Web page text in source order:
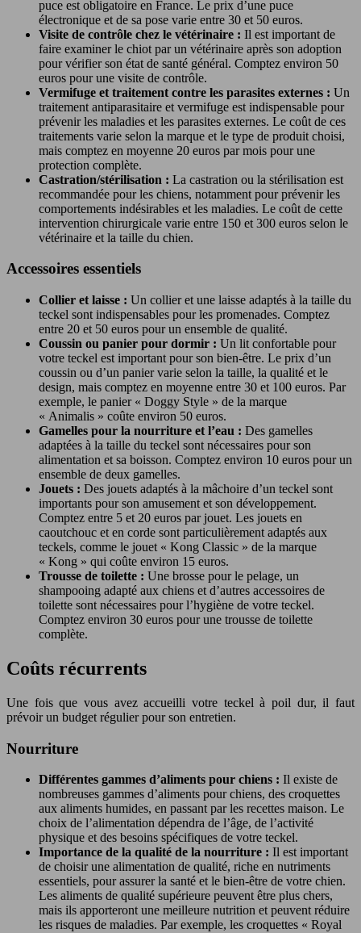
puce est obligatoire en France. Le prix d’une puce
électronique et de sa pose varie entre 30 et 50 euros.
Visite de contrôle chez le vétérinaire : Il est important de
faire examiner le chiot par un vétérinaire après son adoption
pour vérifier son état de santé général. Comptez environ 50
euros pour une visite de contrôle.
Vermifuge et traitement contre les parasites externes : Un
traitement antiparasitaire et vermifuge est indispensable pour
prévenir les maladies et les parasites externes. Le coût de ces
traitements varie selon la marque et le type de produit choisi,
mais comptez en moyenne 20 euros par mois pour une
protection complète.
Castration/stérilisation : La castration ou la stérilisation est
recommandée pour les chiens, notamment pour prévenir les
comportements indésirables et les maladies. Le coût de cette
intervention chirurgicale varie entre 150 et 300 euros selon le
vétérinaire et la taille du chien.
Accessoires essentiels
Collier et laisse : Un collier et une laisse adaptés à la taille du
teckel sont indispensables pour les promenades. Comptez
entre 20 et 50 euros pour un ensemble de qualité.
Coussin ou panier pour dormir : Un lit confortable pour
votre teckel est important pour son bien-être. Le prix d’un
coussin ou d’un panier varie selon la taille, la qualité et le
design, mais comptez en moyenne entre 30 et 100 euros. Par
exemple, le panier « Doggy Style » de la marque
« Animalis » coûte environ 50 euros.
Gamelles pour la nourriture et l’eau : Des gamelles
adaptées à la taille du teckel sont nécessaires pour son
alimentation et sa boisson. Comptez environ 10 euros pour un
ensemble de deux gamelles.
Jouets : Des jouets adaptés à la mâchoire d’un teckel sont
importants pour son amusement et son développement.
Comptez entre 5 et 20 euros par jouet. Les jouets en
caoutchouc et en corde sont particulièrement adaptés aux
teckels, comme le jouet « Kong Classic » de la marque
« Kong » qui coûte environ 15 euros.
Trousse de toilette : Une brosse pour le pelage, un
shampooing adapté aux chiens et d’autres accessoires de
toilette sont nécessaires pour l’hygiène de votre teckel.
Comptez environ 30 euros pour une trousse de toilette
complète.
Coûts récurrents
Une fois que vous avez accueilli votre teckel à poil dur, il faut
prévoir un budget régulier pour son entretien.
Nourriture
Différentes gammes d’aliments pour chiens : Il existe de
nombreuses gammes d’aliments pour chiens, des croquettes
aux aliments humides, en passant par les recettes maison. Le
choix de l’alimentation dépendra de l’âge, de l’activité
physique et des besoins spécifiques de votre teckel.
Importance de la qualité de la nourriture : Il est important
de choisir une alimentation de qualité, riche en nutriments
essentiels, pour assurer la santé et le bien-être de votre chien.
Les aliments de qualité supérieure peuvent être plus chers,
mais ils apporteront une meilleure nutrition et peuvent réduire
les risques de maladies. Par exemple, les croquettes « Royal